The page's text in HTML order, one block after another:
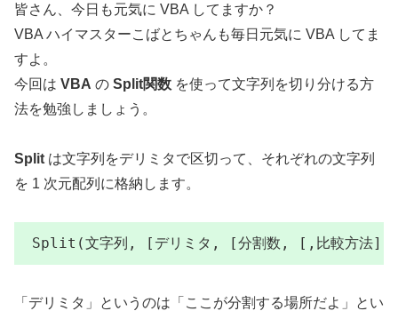
皆さん、今日も元気に VBA してますか？
VBA ハイマスターこばとちゃんも毎日元気に VBA してま
すよ。
今回は VBA の Split関数 を使って文字列を切り分ける方
法を勉強しましょう。
Split は文字列をデリミタで区切って、それぞれの文字列
を 1 次元配列に格納します。
Split(文字列, [デリミタ, [分割数, [,比較方法])
「デリミタ」というのは「ここが分割する場所だよ」とい